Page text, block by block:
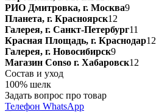
РИО Дмитровка, г. Москва9
Планета, г. Красноярск12
Галерея, г. Санкт-Петербург11
Красная Площадь, г. Краснодар12
Галерея, г. Новосибирск9
Магазин Conso г. Хабаровск12
Состав и уход
100% шелк
Задать вопрос про товар
Телефон WhatsApp